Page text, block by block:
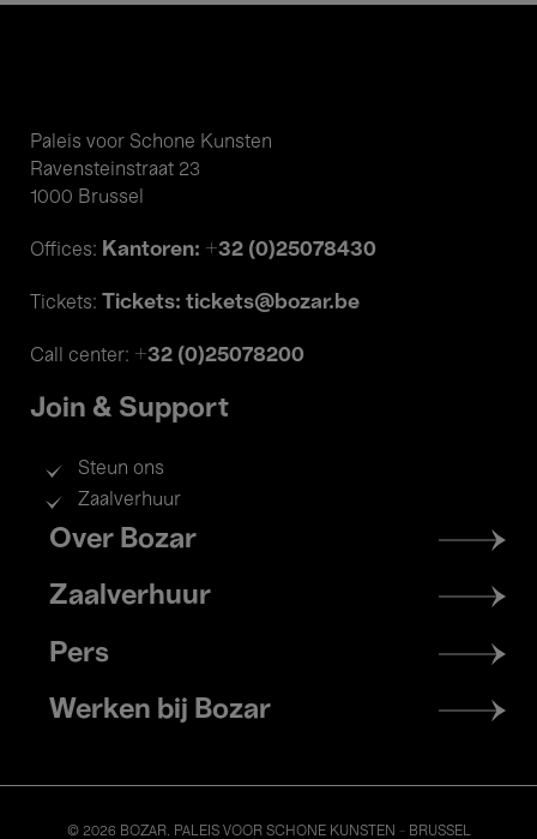
Paleis voor Schone Kunsten
Ravensteinstraat 23
1000 Brussel
Offices: Kantoren: +32 (0)25078430
Tickets: Tickets: tickets@bozar.be
Call center: +32 (0)25078200
Join & Support
Steun ons
Zaalverhuur
Footer
menu
Over Bozar
Zaalverhuur
Pers
Werken bij Bozar
© 2026 BOZAR. PALEIS VOOR SCHONE KUNSTEN - BRUSSEL